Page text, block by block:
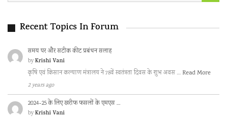
Recent Topics In Forum
समय पर और सटीक कीट प्रबंधन सलाह
byKrishi Vani
कृषि एवं किसान कल्याण मंत्रालय ने 78वें स्वतंत्रता दिवस के शुभ अवस … Read More
2 years ago
2024-25 के लिए खरीफ फसलों के एमएस …
byKrishi Vani